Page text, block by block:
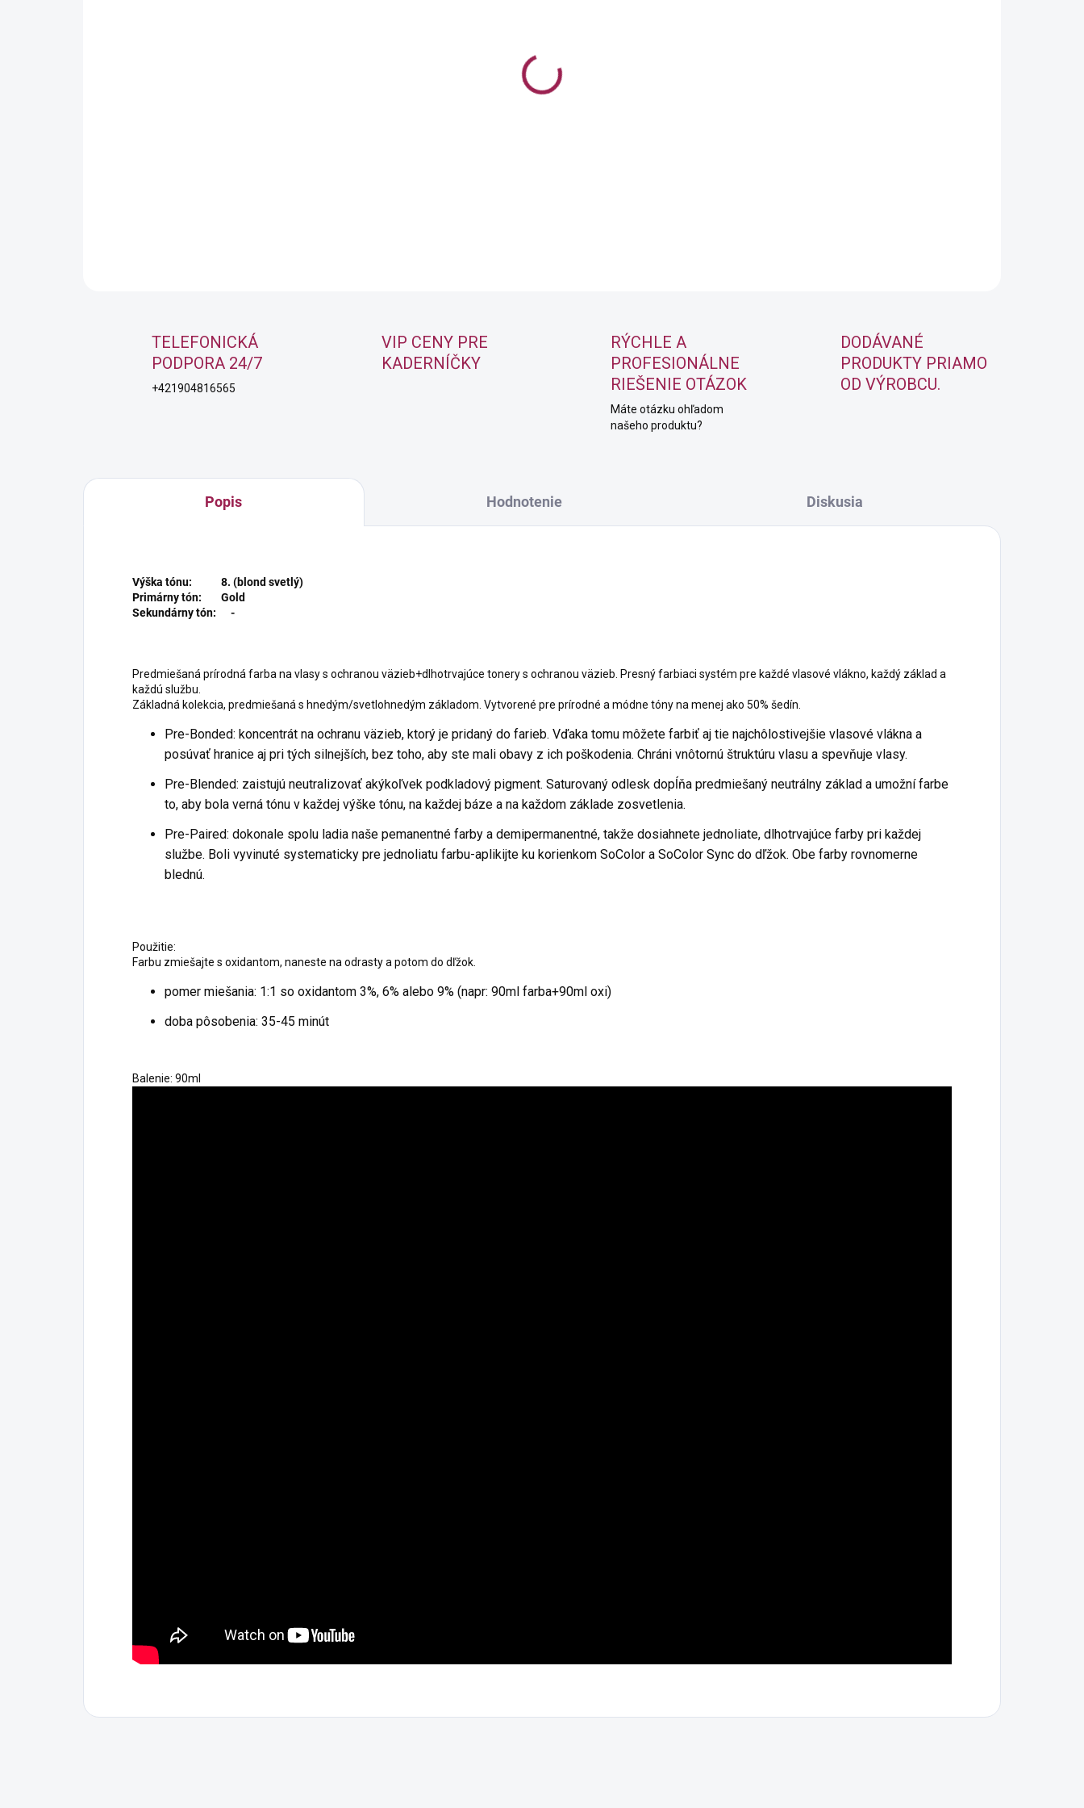
DETAILNÉ INFORMÁCIE
TELEFONICKÁ
PODPORA 24/7
+421904816565
VIP CENY PRE
KADERNÍČKY
RÝCHLE A
PROFESIONÁLNE
RIEŠENIE OTÁZOK
Máte otázku ohľadom
našeho produktu?
DODÁVANÉ
PRODUKTY PRIAMO
OD VÝROBCU.
Popis Hodnotenie Diskusia
Výška tónu: 8. (blond svetlý)
Primárny tón: Gold
Sekundárny tón: -
Predmiešaná prírodná farba na vlasy s ochranou väzieb+dlhotrvajúce tonery s ochranou väzieb. Presný farbiaci systém pre každé vlasové vlákno, každý základ a
každú službu.
Základná kolekcia, predmiešaná s hnedým/svetlohnedým základom. Vytvorené pre prírodné a módne tóny na menej ako 50% šedín.
Pre-Bonded: koncentrát na ochranu väzieb, ktorý je pridaný do farieb. Vďaka tomu môžete farbiť aj tie najchôlostivejšie vlasové vlákna a
posúvať hranice aj pri tých silnejších, bez toho, aby ste mali obavy z ich poškodenia. Chráni vnôtornú štruktúru vlasu a spevňuje vlasy.
Pre-Blended: zaistujú neutralizovať akýkoľvek podkladový pigment. Saturovaný odlesk dopĺňa predmiešaný neutrálny základ a umožní farbe
to, aby bola verná tónu v každej výške tónu, na každej báze a na každom základe zosvetlenia.
Pre-Paired: dokonale spolu ladia naše pemanentné farby a demipermanentné, takže dosiahnete jednoliate, dlhotrvajúce farby pri každej
službe. Boli vyvinuté systematicky pre jednoliatu farbu-aplikijte ku korienkom SoColor a SoColor Sync do dľžok. Obe farby rovnomerne
blednú.
Použitie:
Farbu zmiešajte s oxidantom, naneste na odrasty a potom do dľžok.
pomer miešania: 1:1 so oxidantom 3%, 6% alebo 9% (napr: 90ml farba+90ml oxi)
doba pôsobenia: 35-45 minút
Balenie: 90ml